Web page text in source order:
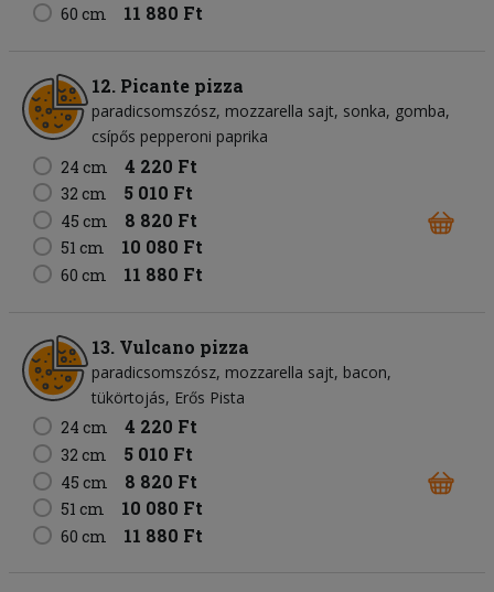
60 cm 11 880 Ft
12. Picante pizza
paradicsomszósz mozzarella sajt sonka gomba
csípős pepperoni paprika
24 cm
4 220 Ft
32 cm 5 010 Ft
45 cm 8 820 Ft
51 cm 10 080 Ft
60 cm 11 880 Ft
13. Vulcano pizza
paradicsomszósz mozzarella sajt bacon
tükörtojás Erős Pista
24 cm
4 220 Ft
32 cm 5 010 Ft
45 cm 8 820 Ft
51 cm 10 080 Ft
60 cm 11 880 Ft